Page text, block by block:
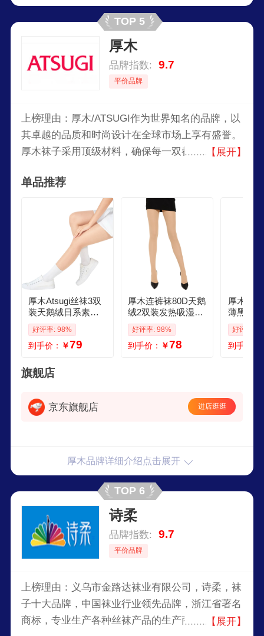
TOP 5
厚木
品牌指数: 9.7
平价品牌
上榜理由：厚木/ATSUGI作为世界知名的品牌，以
其卓越的品质和时尚设计在全球市场上享有盛誉。
厚木袜子采用顶级材料，确保每一双都具备极佳的
厚木袜子都能完美贴合您的需求，提供无与伦比的
【展开】
单品推荐
厚木Atsugi丝袜3双
装天鹅绒日系素肌
感细腻薄款连裤袜
子打底袜女黑丝 10
2雾霭灰色 LLL身高
好评率: 98%
到手价： ￥79
厚木连裤袜80D天鹅
绒2双装发热吸湿排
汗加厚丝袜女袜子
黑丝YT802P 378嫩
米色 2双 M L臀围85
好评率: 98%
到手价： ￥78
厚木透
薄黑丝
无痕裸
袜袜子
纯米色
好评率:
到手价：
旗舰店
京东旗舰店 进店逛逛
厚木品牌详细介绍点击展开
TOP 6
诗柔
品牌指数: 9.7
平价品牌
上榜理由：义乌市金路达袜业有限公司，诗柔，袜
子十大品牌，中国袜业行业领先品牌，浙江省著名
商标，专业生产各种丝袜产品的生产商，产品开发
【展开】